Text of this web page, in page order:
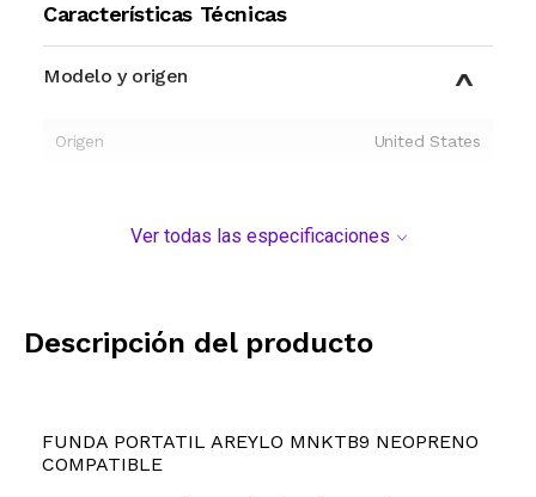
Características Técnicas
Modelo y origen
Origen United States
Ver todas las especificaciones
Descripción del producto
FUNDA PORTATIL AREYLO MNKTB9 NEOPRENO
COMPATIBLE